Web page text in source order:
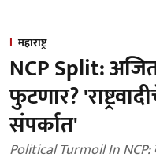
महाराष्ट्र
NCP Split:
फुटणार?
संपर्कात'
Political Turmoil In NCP: